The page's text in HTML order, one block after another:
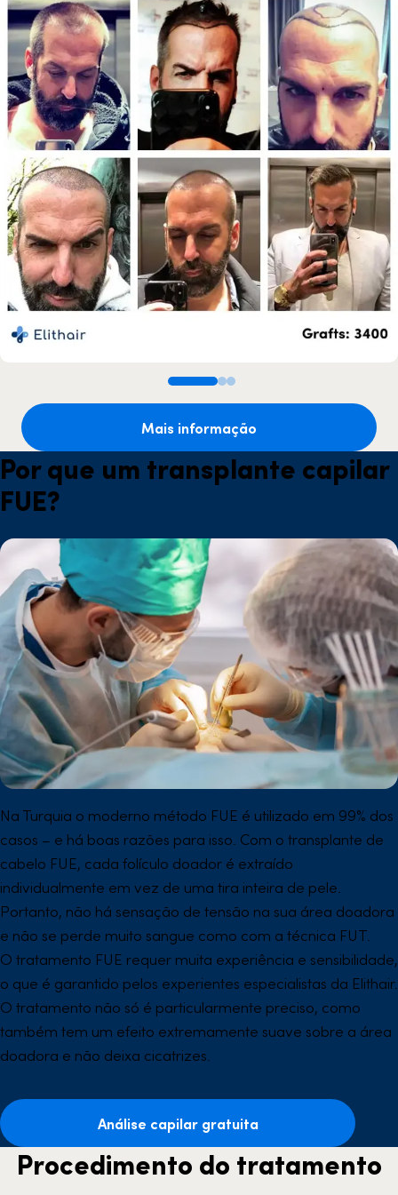
Mais informação
Por que um transplante capilar
FUE?
Na Turquia o moderno método FUE é utilizado em 99% dos
casos – e há boas razões para isso. Com o transplante de
cabelo FUE, cada folículo doador é extraído
individualmente em vez de uma tira inteira de pele.
Portanto, não há sensação de tensão na sua área doadora
e não se perde muito sangue como com a técnica FUT.
O tratamento FUE requer muita experiência e sensibilidade,
o que é garantido pelos experientes especialistas da Elithair.
O tratamento não só é particularmente preciso, como
também tem um efeito extremamente suave sobre a área
doadora e não deixa cicatrizes.
Análise capilar gratuita
Procedimento do tratamento